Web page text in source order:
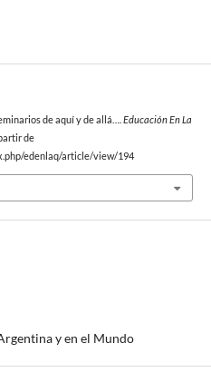
de aquí y de allá…. Educación En La
de
edenlaq/article/view/194
y en el Mundo